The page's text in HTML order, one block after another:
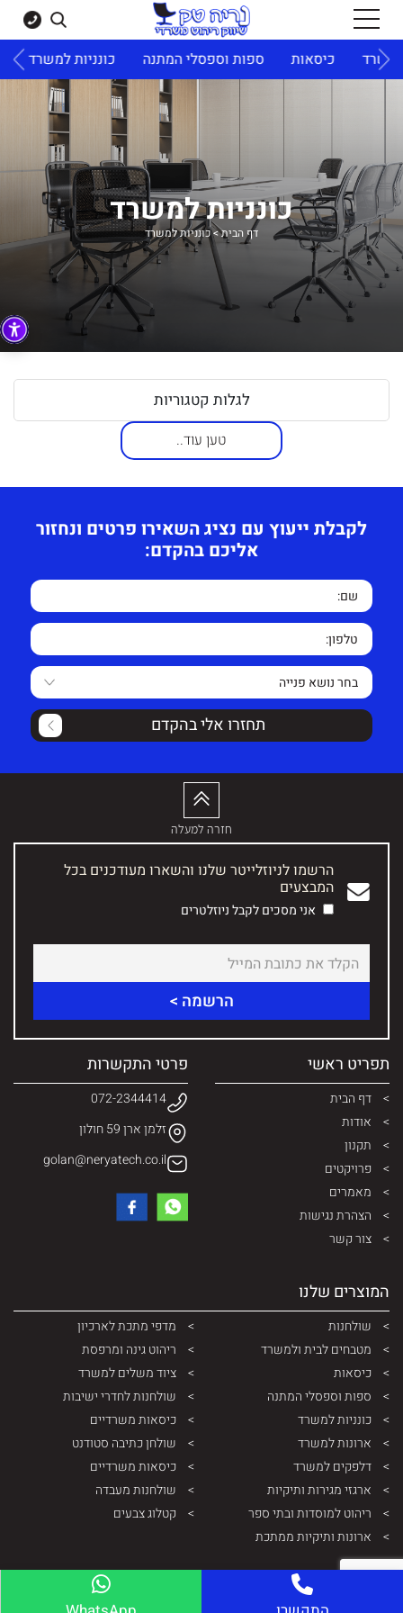
כיסאות ספות וספסלי המתנה כונניות למשרד
כונניות למשרד
דף הבית>כונניות למשרד
לגלות קטגוריות
טען עוד..
לקבלת ייעוץ עם נציג השאירו פרטים ונחזור
אליכם בהקדם:
תחזרו אלי בהקדם
חזרה למעלה
הרשמו לניוזלייטר שלנו והשארו מעודכנים בכל
המבצעים
אני מסכים לקבל ניוזלטרים
תפריט ראשי
דף הבית
אודות
תקנון
פרויקטים
מאמרים
הצהרת נגישות
צור קשר
המוצרים שלנו
שולחנות
מטבחים לבית ולמשרד
כיסאות
ספות וספסלי המתנה
כונניות למשרד
ארונות למשרד
דלפקים למשרד
ארגזי מגירות ותיקיות
ריהוט למוסדות ובתי ספר
ארונות ותיקיות ממתכת
מדפי מתכת לארכיון
ריהוט גינה ומרפסת
ציוד משלים למשרד
שולחנות לחדרי ישיבות
כיסאות משרדיים
שולחן כתיבה סטודנט
כיסאות משרדיים
שולחנות מעבדה
קטלוג צבעים
פרטי התקשרות
072-2344414
זלמן ארן 59 חולון
golan@neryatech.co.il